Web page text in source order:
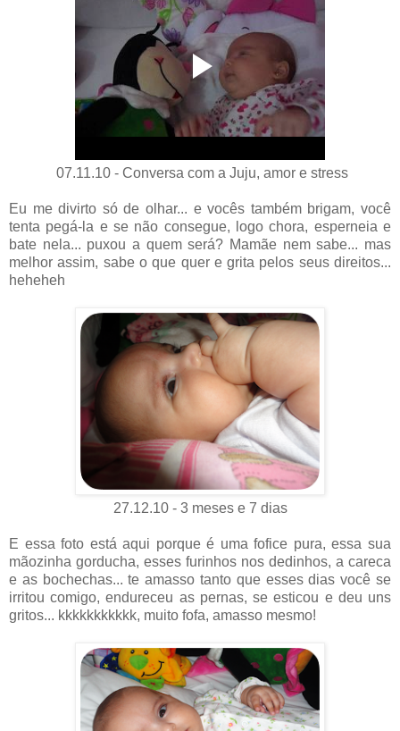
07.11.10 - Conversa com a Juju, amor e stress
Eu me divirto só de olhar... e vocês também brigam, você
tenta pegá-la e se não consegue, logo chora, esperneia e
bate nela... puxou a quem será? Mamãe nem sabe... mas
melhor assim, sabe o que quer e grita pelos seus direitos...
heheheh
27.12.10 - 3 meses e 7 dias
E essa foto está aqui porque é uma fofice pura, essa sua
mãozinha gorducha, esses furinhos nos dedinhos, a careca
e as bochechas... te amasso tanto que esses dias você se
irritou comigo, endureceu as pernas, se esticou e deu uns
gritos... kkkkkkkkkkk, muito fofa, amasso mesmo!